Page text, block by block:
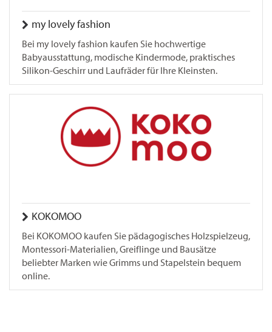
my lovely fashion
Bei my lovely fashion kaufen Sie hochwertige
Babyausstattung, modische Kindermode, praktisches
Silikon-Geschirr und Laufräder für Ihre Kleinsten.
KOKOMOO
Bei KOKOMOO kaufen Sie pädagogisches Holzspielzeug,
Montessori-Materialien, Greiflinge und Bausätze
beliebter Marken wie Grimms und Stapelstein bequem
online.